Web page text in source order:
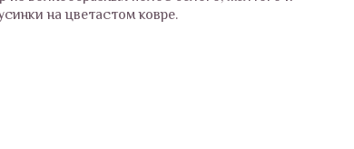
на цветастом ковре.